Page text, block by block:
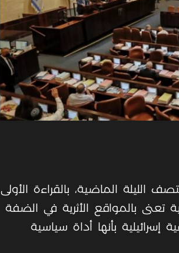
الليلة الماضية، بالقراءة الأولى
تعنى بالمواقع الأثرية في الضفة
بأنها أداة سياسية